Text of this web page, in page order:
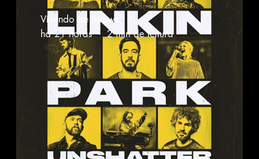
Vivendo de Shows
há 21 horas
2 min de leitura